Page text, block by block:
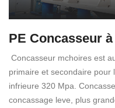
PE Concasseur
Concasseur mchoires est
primaire et secondaire pour
infrieure 320 Mpa.
concassage leve, plus